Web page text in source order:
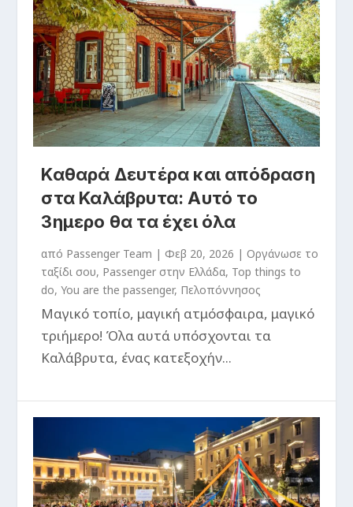
Καθαρά Δευτέρα και απόδραση
στα Καλάβρυτα: Αυτό το
3ημερο θα τα έχει όλα
από Passenger Team | Φεβ 20, 2026 |Oργάνωσε το
ταξίδι σου, Passenger στην Ελλάδα, Top things to
do,You are the passenger, Πελοπόννησος
Μαγικό τοπίο, μαγική ατμόσφαιρα, μαγικό
τριήμερο! Όλα αυτά υπόσχονται τα
Καλάβρυτα, ένας κατεξοχήν...